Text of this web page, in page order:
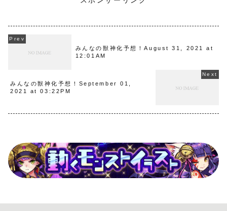
みんなの獣神化予想！August 31, 2021 at
12:01AM
みんなの獣神化予想！September 01,
2021 at 03:22PM